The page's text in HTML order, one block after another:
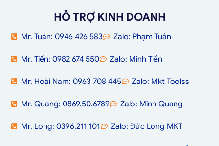
HỖ TRỢ KINH DOANH
Mr. Tuân: 0946 426 583 Zalo: Phạm Tuân
Mr. Tiến: 0982 674 550 Zalo: Minh Tiến
Mr. Hoài Nam: 0963 708 445 Zalo: Mkt Toolss
Mr. Quang: 0869.50.6789 Zalo: Minh Quang
Mr. Long: 0396.211.101 Zalo: Đức Long MKT